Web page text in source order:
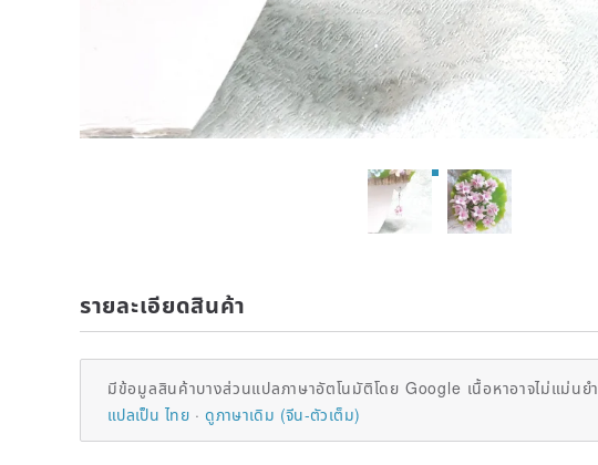
รายละเอียดสินค้า
มีข้อมูลสินค้าบางส่วนแปลภาษาอัตโนมัติโดย Google เนื้อหาอาจไม่แม่นยำ
แปลเป็น ไทย
ดูภาษาเดิม (จีน-ตัวเต็ม)